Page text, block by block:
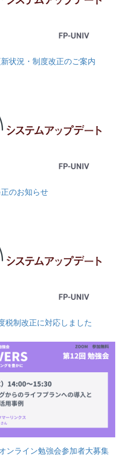
状況・制度改正のご案内
のお知らせ
税制改正に対応しました
ンライン勉強会参加者大募集